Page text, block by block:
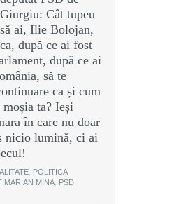
Giurgiu: Cât tupeu
să ai, Ilie Bolojan,
ca, după ce ai fost
după ce ai
să te
ca și cum
ta? Ieși
în care nu doar
nicio lumină, ci ai
POLITICA
MARIAN MINA PSD